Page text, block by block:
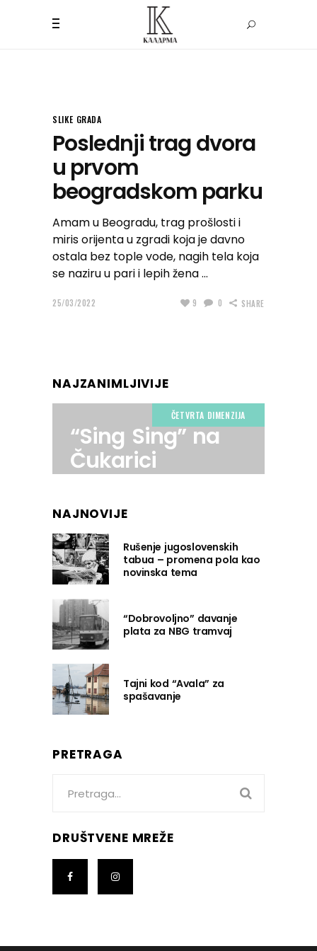
SLIKE GRADA
Poslednji trag dvora
u prvom
beogradskom parku
Amam u Beogradu, trag prošlosti i
miris orijenta u zgradi koja je davno
ostala bez tople vode, nagih tela koja
se naziru u pari i lepih žena
25/03/2022 9 0 SHARE
NAJZANIMLJIVIJE
ČETVRTA DIMENZIJA
“Sing Sing” na
Čukarici
NAJNOVIJE
Rušenje jugoslovenskih
tabua – promena pola kao
novinska tema
“Dobrovoljno” davanje
plata za NBG tramvaj
Tajni kod “Avala” za
spašavanje
PRETRAGA
DRUŠTVENE MREŽE